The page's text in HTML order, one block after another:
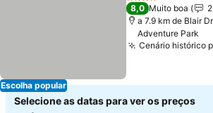
Escolha popular
4 Estrelas
8,0 Muito boa
a 7.9 km de Blair
Adventure Park
Cenário histórico
Selecione as datas para ver os preços